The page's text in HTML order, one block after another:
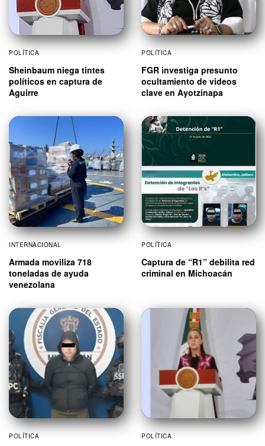
POLÍTICA
Sheinbaum niega tintes
políticos en captura de
Aguirre
POLÍTICA
FGR investiga presunto
ocultamiento de videos
clave en Ayotzinapa
INTERNACIONAL
Armada moviliza 718
toneladas de ayuda
venezolana
POLÍTICA
Captura de “R1” debilita red
criminal en Michoacán
POLÍTICA POLÍTICA